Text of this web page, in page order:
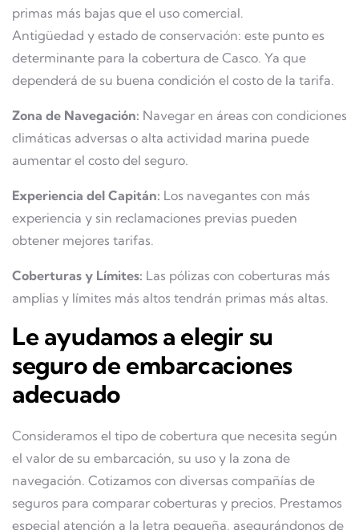
primas más bajas que el uso comercial.
Antigüedad y estado de conservación: este punto es
determinante para la cobertura de Casco. Ya que
dependerá de su buena condición el costo de la tarifa.
Zona de Navegación: Navegar en áreas con condiciones
climáticas adversas o alta actividad marina puede
aumentar el costo del seguro.
Experiencia del Capitán: Los navegantes con más
experiencia y sin reclamaciones previas pueden
obtener mejores tarifas.
Coberturas y Límites: Las pólizas con coberturas más
amplias y límites más altos tendrán primas más altas.
Le ayudamos a elegir su
seguro de embarcaciones
adecuado
Consideramos el tipo de cobertura que necesita según
el valor de su embarcación, su uso y la zona de
navegación. Cotizamos con diversas compañías de
seguros para comparar coberturas y precios. Prestamos
especial atención a la letra pequeña, asegurándonos de